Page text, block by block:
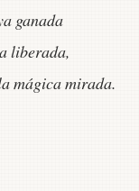
ganada
liberada,
mágica mirada.